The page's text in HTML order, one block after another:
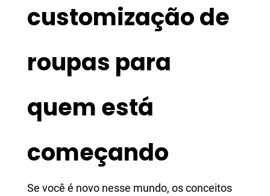
customização de
roupas para
quem está
começando
Se você é novo nesse mundo, os conceitos